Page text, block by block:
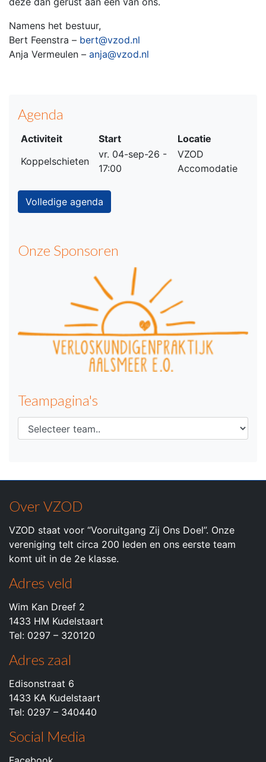
Namens het bestuur,
Bert Feenstra – bert@vzod.nl
Anja Vermeulen – anja@vzod.nl
Agenda
Activiteit Start
Locatie
Koppelschieten
vr. 04-sep-26 -
17:00
VZOD
Accomodatie
Volledige agenda
Onze Sponsoren
Teampagina's
Over VZOD
VZOD staat voor “Vooruitgang Zij Ons Doel”. Onze
vereniging telt circa 200 leden en ons eerste team
komt uit in de 2e klasse.
Adres veld
Wim Kan Dreef 2
1433 HM Kudelstaart
Tel: 0297 – 320120
Adres zaal
Edisonstraat 6
1433 KA Kudelstaart
Tel: 0297 – 340440
Social Media